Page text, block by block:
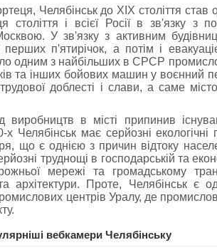
Челябінськ до XIX століття став
століття і всієї Росії в зв'язку з
У зв'язку з активним
п'ятирічок, а потім і
одним з найбільших в СРСР
та інших бойових машин у воєнний
доблесті і слави, а саме
в місті припинив
Челябінськ має серйозні
що є однією з причин відтоку
труднощі в господарській та
мережі та громадському
та архітектури. Проте, Челябінськ є
центрів Уралу, де
вебкамери Челябінську